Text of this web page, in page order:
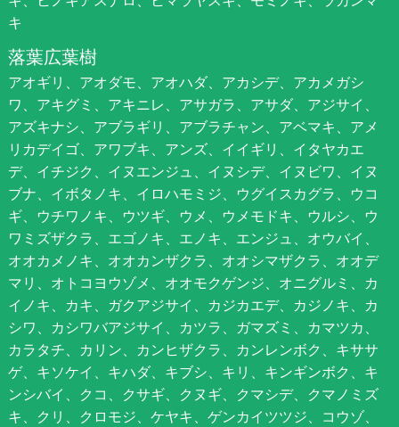
キ
落葉広葉樹
アオギリ、アオダモ、アオハダ、アカシデ、アカメガシ
ワ、アキグミ、アキニレ、アサガラ、アサダ、アジサイ、
アズキナシ、アブラギリ、アブラチャン、アベマキ、アメ
リカデイゴ、アワブキ、アンズ、イイギリ、イタヤカエ
デ、イチジク、イヌエンジュ、イヌシデ、イヌビワ、イヌ
ブナ、イボタノキ、イロハモミジ、ウグイスカグラ、ウコ
ギ、ウチワノキ、ウツギ、ウメ、ウメモドキ、ウルシ、ウ
ワミズザクラ、エゴノキ、エノキ、エンジュ、オウバイ、
オオカメノキ、オオカンザクラ、オオシマザクラ、オオデ
マリ、オトコヨウゾメ、オオモクゲンジ、オニグルミ、カ
イノキ、カキ、ガクアジサイ、カジカエデ、カジノキ、カ
シワ、カシワバアジサイ、カツラ、ガマズミ、カマツカ、
カラタチ、カリン、カンヒザクラ、カンレンボク、キササ
ゲ、キソケイ、キハダ、キブシ、キリ、キンギンボク、キ
ンシバイ、クコ、クサギ、クヌギ、クマシデ、クマノミズ
キ、クリ、クロモジ、ケヤキ、ゲンカイツツジ、コウゾ、